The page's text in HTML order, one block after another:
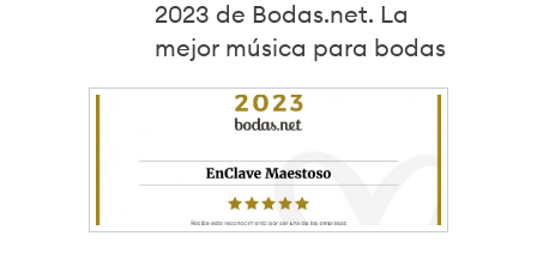
2023 de Bodas.net. La
mejor música para bodas